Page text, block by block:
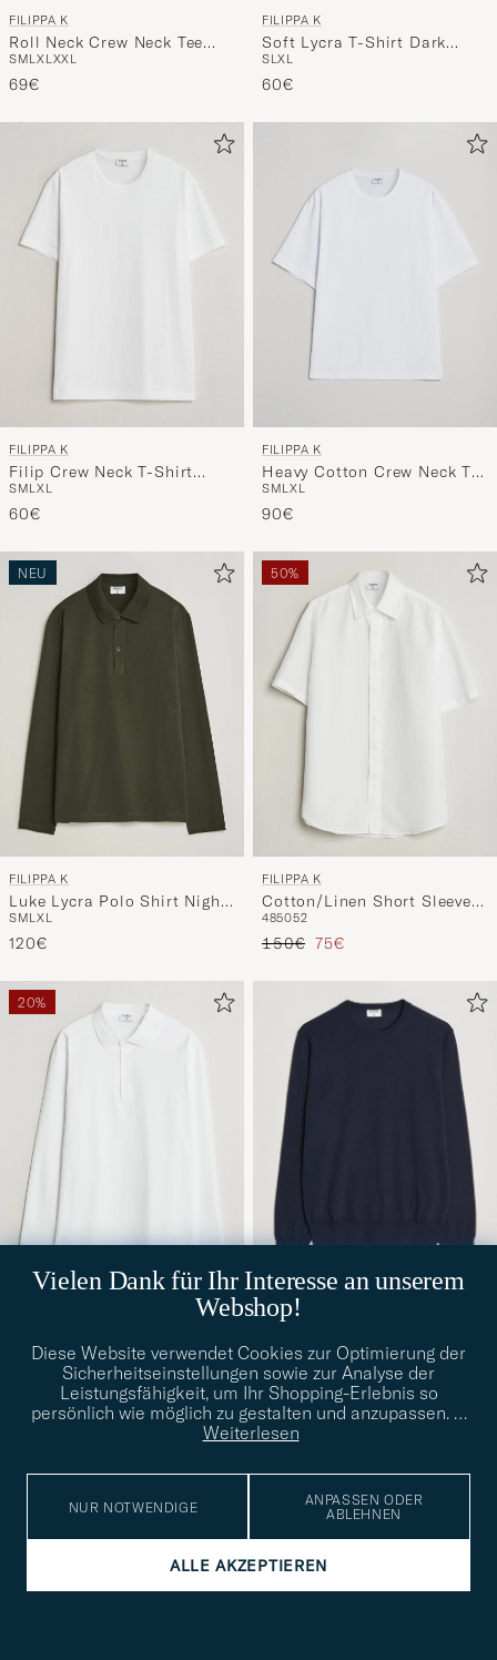
FILIPPA K
Roll Neck Crew Neck Tee
Black
SMLXLXXL
69€
FILIPPA K
Soft Lycra T-Shirt Dark
Chocolate
SLXL
60€
FILIPPA K
Filip Crew Neck T-Shirt
White
SMLXL
60€
FILIPPA K
Heavy Cotton Crew Neck T-
Shirt White
SMLXL
90€
NEU
FILIPPA K
Luke Lycra Polo Shirt Night
Green
SMLXL
120€
50%
FILIPPA K
Cotton/Linen Short Sleeve
Shirt White
485052
Regulärer Preis
150€ Reduzierter Preis
75€
20%
White
Regulärer Preis
Reduzierter Preis
96€
FILIPPA K
Navy
S MLXL XXL
200€
NEU
Vielen Dank für Ihr Interesse an unserem
Webshop!
Diese Website verwendet Cookies zur Optimierung der
Sicherheitseinstellungen sowie zur Analyse der
Leistungsfähigkeit, um Ihr Shopping-Erlebnis so
persönlich wie möglich zu gestalten und anzupassen. …
Weiterlesen
NUR NOTWENDIGE
ANPASSEN ODER
ABLEHNEN
ALLE AKZEPTIEREN